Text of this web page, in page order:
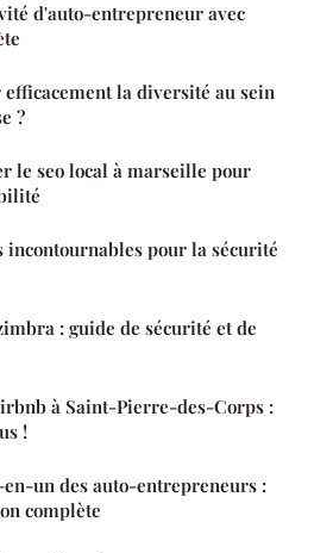
d'auto-entrepreneur avec
la diversité au sein
?
le seo local à marseille pour
incontournables pour la sécurité
: guide de sécurité et de
à Saint-Pierre-des-Corps :
!
un des auto-entrepreneurs :
complète